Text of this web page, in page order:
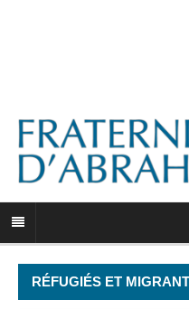
RÉFUGIÉS ET